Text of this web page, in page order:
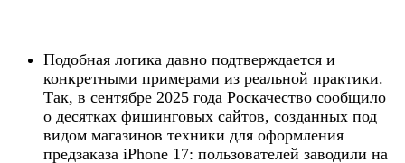
Подобная логика давно подтверждается и
конкретными примерами из реальной практики.
Так, в сентябре 2025 года Роскачество сообщило
о десятках фишинговых сайтов, созданных под
видом магазинов техники для оформления
предзаказа iPhone 17: пользователей заводили на